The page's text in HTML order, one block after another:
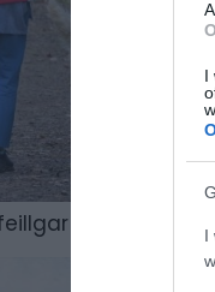
I
I
i gŵn